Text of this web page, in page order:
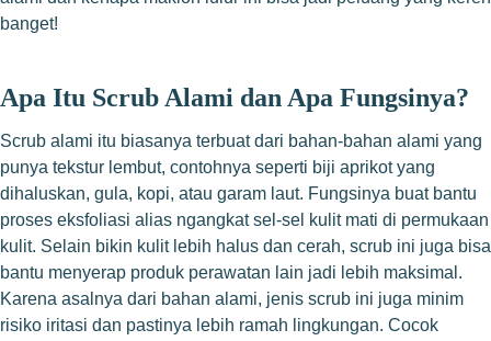
banget!
Apa Itu Scrub Alami dan Apa Fungsinya?
Scrub alami itu biasanya terbuat dari bahan-bahan alami yang
punya tekstur lembut, contohnya seperti biji aprikot yang
dihaluskan, gula, kopi, atau garam laut. Fungsinya buat bantu
proses eksfoliasi alias ngangkat sel-sel kulit mati di permukaan
kulit. Selain bikin kulit lebih halus dan cerah, scrub ini juga bisa
bantu menyerap produk perawatan lain jadi lebih maksimal.
Karena asalnya dari bahan alami, jenis scrub ini juga minim
risiko iritasi dan pastinya lebih ramah lingkungan. Cocok